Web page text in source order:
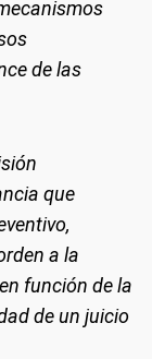
de las
que
a la
función de la
de un juicio